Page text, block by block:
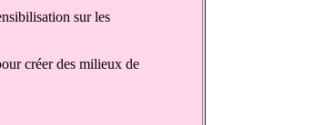
sur les
créer des milieux de